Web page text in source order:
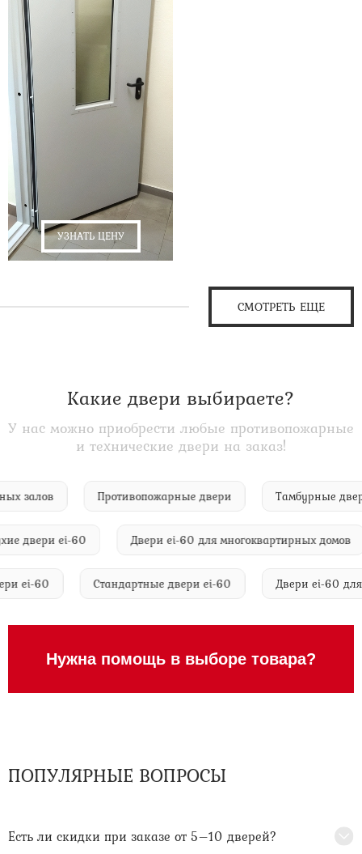
УЗНАТЬ ЦЕНУ
СМОТРЕТЬ ЕЩЕ
Какие двери выбираете?
У нас можно приобрести любые противопожарные
и технические двери на заказ!
залов Противопожарные двери Тамбурные
ei-60 Двери ei-60 для многоквартирных домов
ei-60 Стандартные двери ei-60 Двери ei-60
Нужна помощь в выборе товара?
ПОПУЛЯРНЫЕ ВОПРОСЫ
Есть ли скидки при заказе от 5–10 дверей?